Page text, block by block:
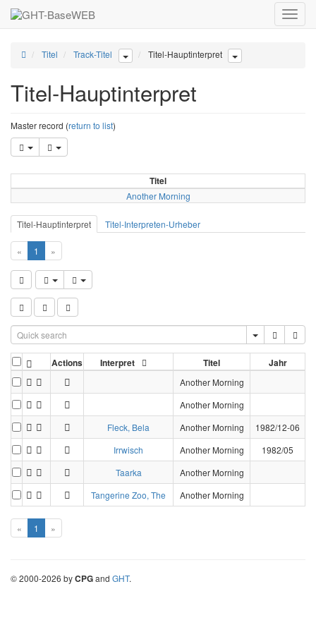
Toggle
Titel Track-Titel Titel-Hauptinterpret
Titel-Hauptinterpret
Master record (return to list)
Titel
Another Morning
Titel-Hauptinterpret Titel-Interpreten-Urheber
« 1 »
Actions Interpret Titel Jahr
Another Morning
Another Morning
Fleck, Bela
Another Morning
1982/12-06
Irrwisch
Another Morning
1982/05
Taarka
Another Morning
Tangerine Zoo, The
Another Morning
« 1 »
©2000-2026 byCPGand GHT.